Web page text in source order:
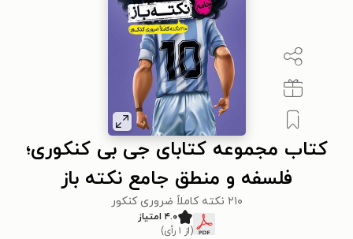
کتاب مجموعه کتابای جی بی کنکوری؛
فلسفه و منطق جامع نکته باز
۲۱۰ نکته کاملاً ضروری کنکور
۴.۰ امتیاز
(از ۱ رأی)